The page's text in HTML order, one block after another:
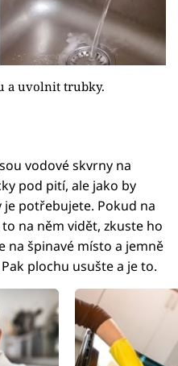
a uvolnit trubky.
vodové skvrny na
pod pití, ale jako by
je potřebujete. Pokud na
na něm vidět, zkuste ho
na špinavé místo a jemně
plochu usušte a je to.